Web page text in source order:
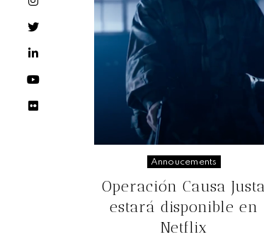
Annoucements
Operación Causa Justa
estará disponible en
Netflix